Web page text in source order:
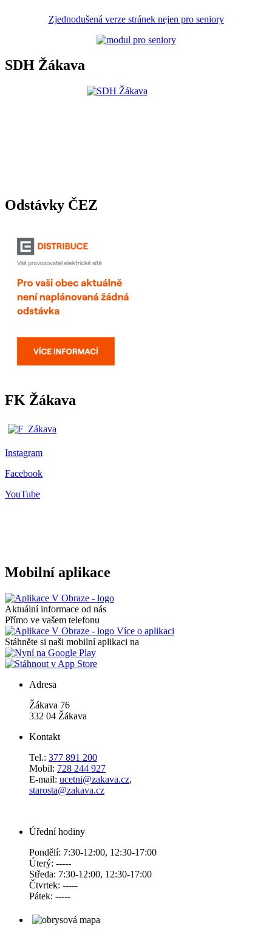
Zjednodušená verze stránek nejen pro seniory
SDH Žákava
Odstávky ČEZ
FK Žákava
Instagram
Facebook
YouTube
Mobilní aplikace
Aktuální informace od nás
Přímo ve vašem telefonu
Více o aplikaci
Stáhněte si naši mobilní aplikaci na
Adresa
Žákava 76
332 04 Žákava
Kontakt
Tel.: 377 891 200
Mobil: 728 244 927
E-mail: ucetni@zakava.cz,
starosta@zakava.cz
Úřední hodiny
Pondělí: 7:30-12:00, 12:30-17:00
Úterý: -----
Středa: 7:30-12:00, 12:30-17:00
Čtvrtek: -----
Pátek: -----